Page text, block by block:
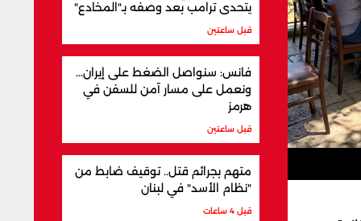
يتحدى ترامب بعد وصفه بـ"المخادع"
قبل ساعتين
فانس: سنواصل الضغط على إيران...
ونعمل على مسار آمن للسفن في
هرمز
قبل ساعتين
متهم بجرائم قتل.. توقيف ضابط من
"نظام الأسد" في لبنان
قبل 4 ساعات